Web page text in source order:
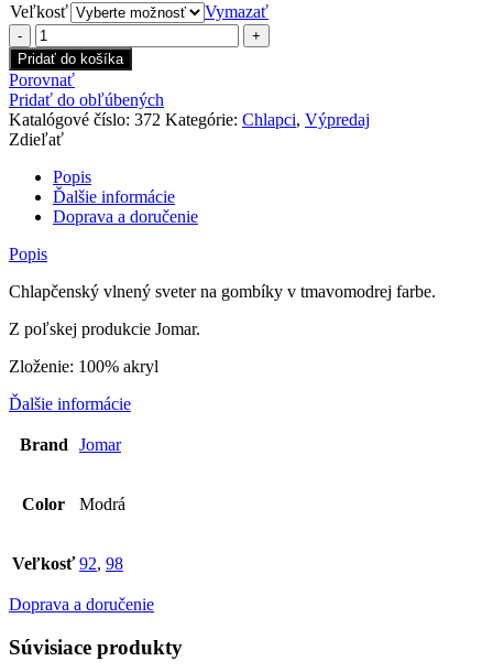
Veľkosť
Vymazať
množstvo
Chlapčenský
vlnený
sveter
tmavomodrý
mini
Pridať do košíka
Porovnať
Pridať do obľúbených
Katalógové číslo: 372 Kategórie: Chlapci, Výpredaj
Zdieľať
Popis
Ďalšie informácie
Doprava a doručenie
Popis
Chlapčenský vlnený sveter na gombíky v tmavomodrej farbe.
Z poľskej produkcie Jomar.
Zloženie: 100% akryl
Ďalšie informácie
Brand Jomar
Color Modrá
Veľkosť 92, 98
Doprava a doručenie
Súvisiace produkty